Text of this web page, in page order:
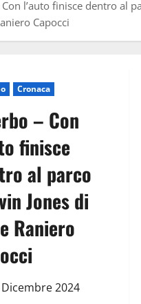
l’auto finisce dentro al
Capocci
Cronaca
– Con
finisce
al parco
Jones di
Raniero
2024